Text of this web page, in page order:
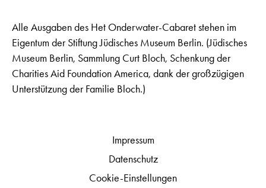
Alle Ausgaben des Het Onderwater-Cabaret stehen im
Eigentum der Stiftung Jüdisches Museum Berlin. (Jüdisches
Museum Berlin, Sammlung Curt Bloch, Schenkung der
Charities Aid Foundation America, dank der großzügigen
Unterstützung der Familie Bloch.)
Impressum
Datenschutz
Cookie-Einstellungen